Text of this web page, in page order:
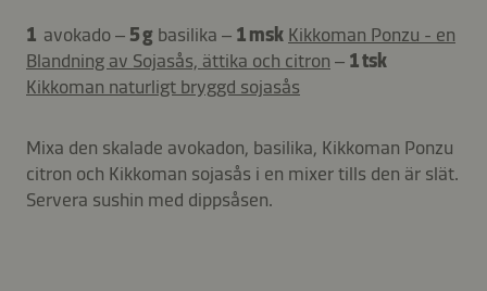
1 avokado – 5 g basilika – 1 msk Kikkoman Ponzu - en
Blandning av Sojasås, ättika och citron – 1 tsk
Kikkoman naturligt bryggd sojasås
Mixa den skalade avokadon, basilika, Kikkoman Ponzu
citron och Kikkoman sojasås i en mixer tills den är slät.
Servera sushin med dippsåsen.